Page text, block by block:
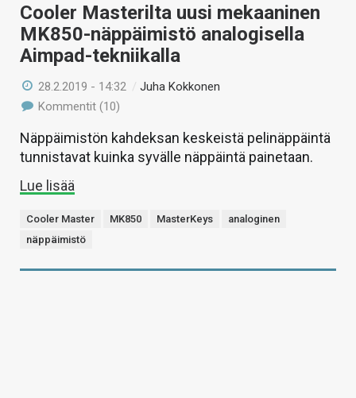
HAKU
Cooler Masterilta uusi mekaaninen
MK850-näppäimistö analogisella
Aimpad-tekniikalla
28.2.2019 - 14:32 /Juha Kokkonen
Kommentit (10)
Näppäimistön kahdeksan keskeistä pelinäppäintä
tunnistavat kuinka syvälle näppäintä painetaan.
Lue lisää
Cooler Master MK850 MasterKeys
analoginen
näppäimistö